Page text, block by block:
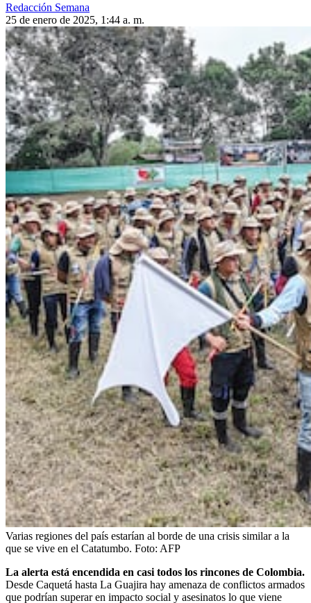
Redacción Semana
25 de enero de 2025, 1:44 a. m.
Varias regiones del país estarían al borde de una crisis similar a la
que se vive en el Catatumbo. Foto: AFP
La alerta está encendida en casi todos los rincones de Colombia.
Desde Caquetá hasta La Guajira hay amenaza de conflictos armados
que podrían superar en impacto social y asesinatos lo que viene